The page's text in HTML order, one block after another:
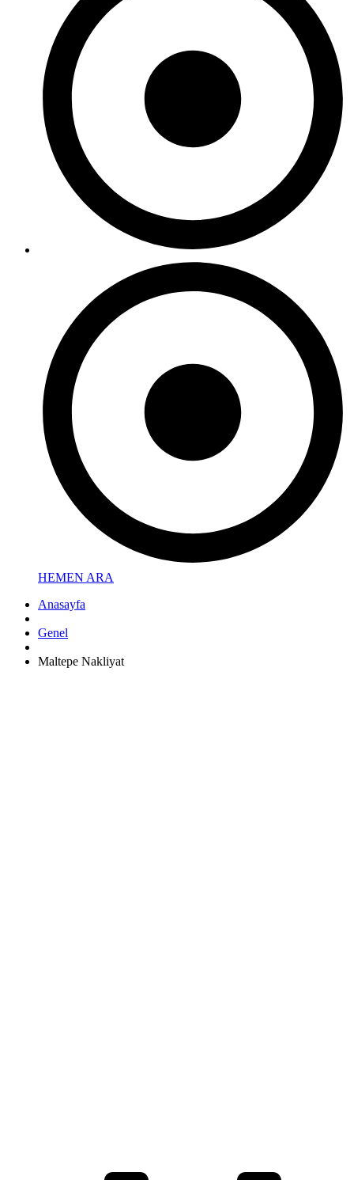
HEMEN ARA
Anasayfa
Genel
Maltepe Nakliyat